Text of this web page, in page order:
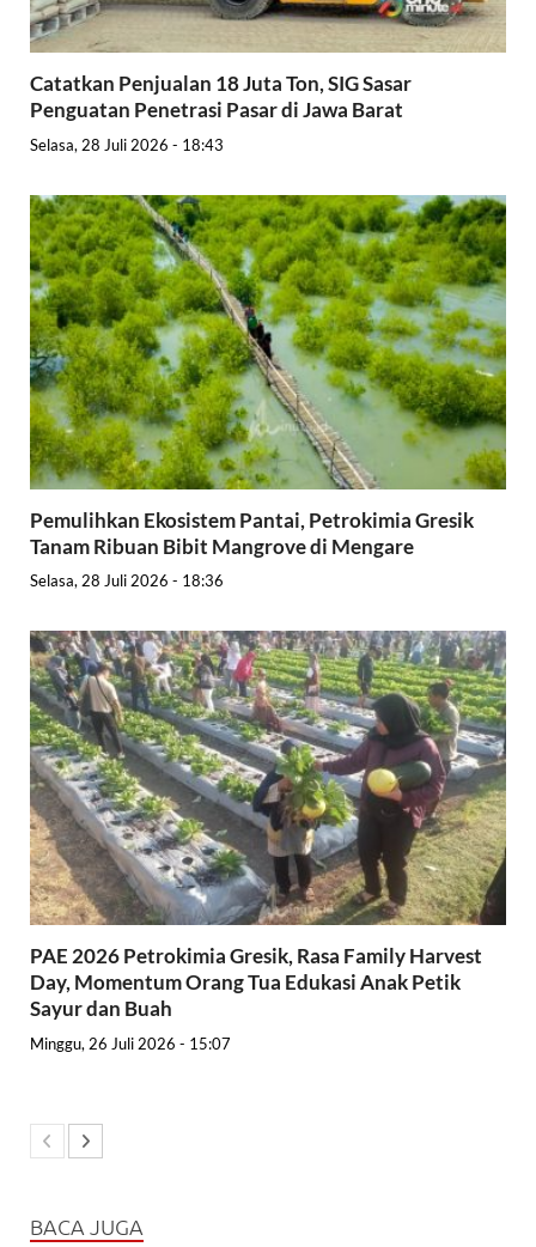
Catatkan Penjualan 18 Juta Ton, SIG Sasar
Penguatan Penetrasi Pasar di Jawa Barat
Selasa, 28 Juli 2026 - 18:43
Pemulihkan Ekosistem Pantai, Petrokimia Gresik
Tanam Ribuan Bibit Mangrove di Mengare
Selasa, 28 Juli 2026 - 18:36
PAE 2026 Petrokimia Gresik, Rasa Family Harvest
Day, Momentum Orang Tua Edukasi Anak Petik
Sayur dan Buah
Minggu, 26 Juli 2026 - 15:07
BACA JUGA